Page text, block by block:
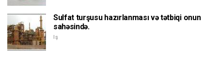
Sulfat turşusu hazırlanması və tətbiqi onun
sahəsində.
Iş